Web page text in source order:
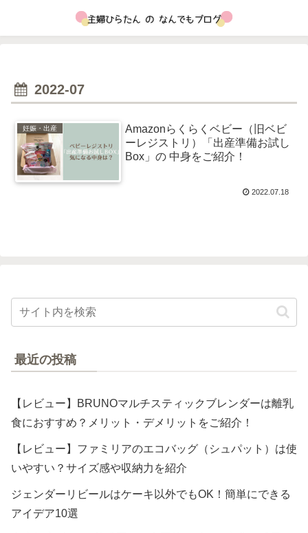
2022-07
妊娠・出産
Amazonらくらくベビー（旧ベビ
ーレジストリ）「出産準備お試し
Box」の 中身をご紹介！
2022.07.18
最近の投稿
【レビュー】BRUNOマルチスティックブレンダーは離乳
食におすすめ？メリット・デメリットをご紹介！
【レビュー】ファミリアのエコバッグ（シュパット）は使
いやすい？サイズ感や収納力を紹介
ジェンダーリビールはケーキ以外でもOK！簡単にできる
アイデア10選